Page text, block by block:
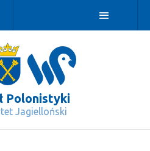
Polonistyki
Jagielloński